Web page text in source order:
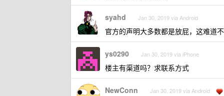
syahd Jan 30, 2019 via Android
官方的声明大多数都是放屁，这难道
ys0290 Jan 30, 2019 via iPhone
楼主有渠道吗？求联系方式
NewConn Jan 30, 2019 via Android